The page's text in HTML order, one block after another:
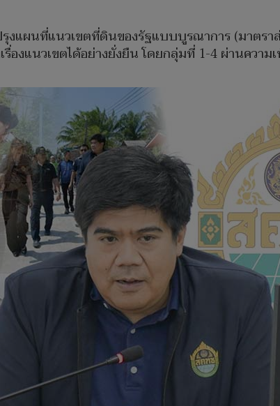
ผนที่แนวเขตที่ดินของรัฐแบบบูรณาการ (มาตรา
งแนวเขตได้อย่างยั่งยืน โดยกลุ่มที่ 1-4 ผ่านความ